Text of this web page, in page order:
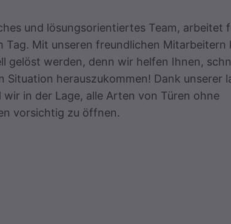
und lösungsorientiertes Team, arbeitet
Tag. Mit unseren freundlichen Mitarbeitern
gelöst werden, denn wir helfen Ihnen,
Situation herauszukommen! Dank unserer
wir in der Lage, alle Arten von Türen ohne
vorsichtig zu öffnen.